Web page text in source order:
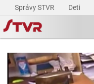
Správy STVR Deti